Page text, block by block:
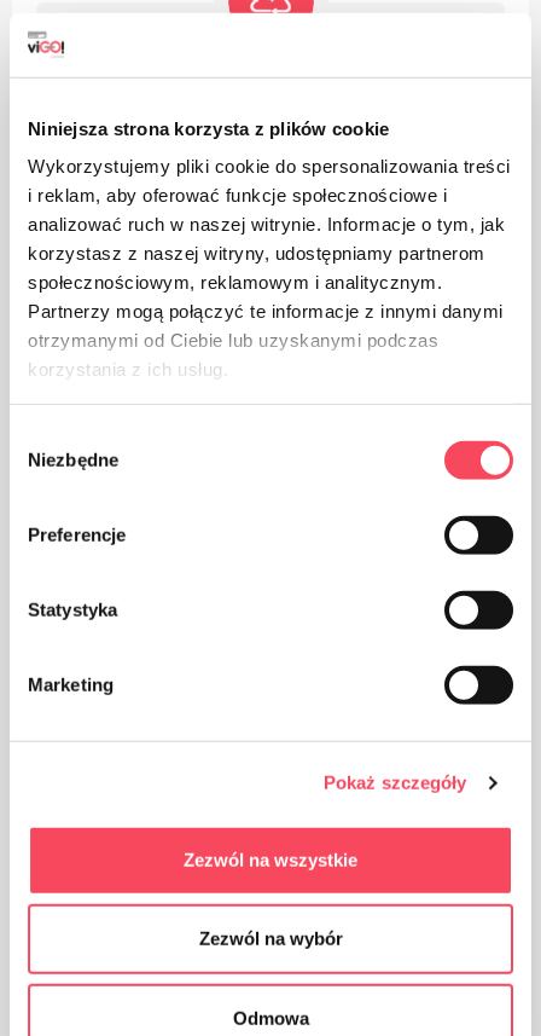
Niniejsza strona korzysta z plików cookie
Wykorzystujemy pliki cookie do spersonalizowania treści
i reklam, aby oferować funkcje społecznościowe i
analizować ruch w naszej witrynie. Informacje o tym, jak
korzystasz z naszej witryny, udostępniamy partnerom
społecznościowym, reklamowym i analitycznym.
Partnerzy mogą połączyć te informacje z innymi danymi
otrzymanymi od Ciebie lub uzyskanymi podczas
korzystania z ich usług.
zgody
Niezbędne
Preferencje
Statystyka
Marketing
Pokaż szczegóły
Zezwól na wszystkie
Zezwól na wybór
Odmowa
Produktet er laget av polyetylen med lav tetthet, det kan
Emballasje laget av papir